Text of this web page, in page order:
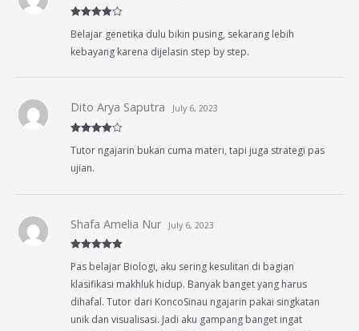
out of 5
Belajar genetika dulu bikin pusing, sekarang lebih
kebayang karena dijelasin step by step.
out of 5
Dito Arya Saputra July 6, 2023
Tutor ngajarin bukan cuma materi, tapi juga strategi pas
ujian.
of 5
Shafa Amelia Nur July 6, 2023
Pas belajar Biologi, aku sering kesulitan di bagian
klasifikasi makhluk hidup. Banyak banget yang harus
dihafal. Tutor dari KoncoSinau ngajarin pakai singkatan
unik dan visualisasi. Jadi aku gampang banget ingat